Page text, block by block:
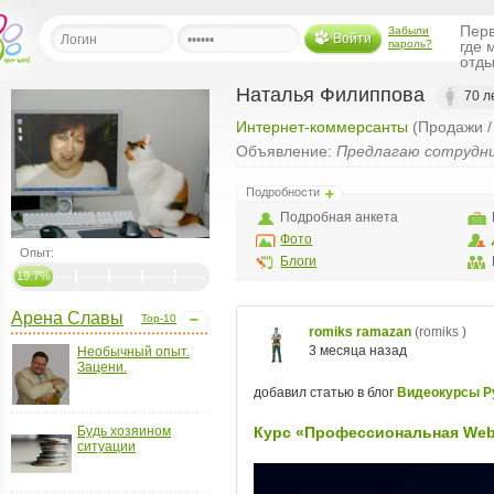
Войти
Забыли
пароль?
где
друзей
рассылку
Опыт:
19.7%
Top-10
Арена Славы
Необычный опыт.
Зацени.
Будь хозяином
ситуации
Наталья Филиппова 70
Интернет-коммерсанты (Продажи
Объявление: Предлагаю
Подробности
Подробная анкета
Фото
Блоги